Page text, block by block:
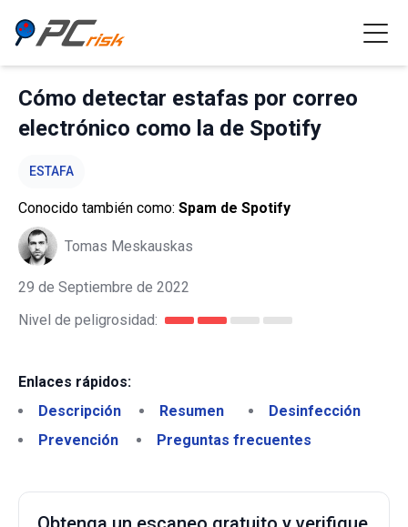
Cómo detectar estafas por correo
electrónico como la de Spotify
ESTAFA
Conocido también como: Spam de Spotify
Tomas Meskauskas
29 de Septiembre de 2022
Nivel de peligrosidad:
Enlaces rápidos:
Descripción
Resumen
Desinfección
Prevención
Preguntas frecuentes